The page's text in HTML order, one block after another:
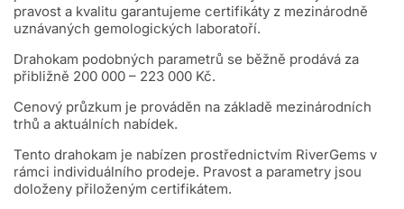
pravost a kvalitu garantujeme certifikáty z mezinárodně
uznávaných gemologických laboratoří.
Drahokam podobných parametrů se běžně prodává za
přibližně 200 000 – 223 000 Kč.
Cenový průzkum je prováděn na základě mezinárodních
trhů a aktuálních nabídek.
Tento drahokam je nabízen prostřednictvím RiverGems v
rámci individuálního prodeje. Pravost a parametry jsou
doloženy přiloženým certifikátem.